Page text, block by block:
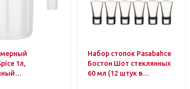
1л,
Набор стопок Pasabahce
Бостон Шот стеклянных
60 мл (12 штук в